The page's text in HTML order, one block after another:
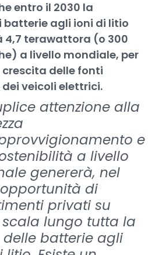
entro il 2030 la
agli ioni di litio
4,7 terawattora (o 300
a livello mondiale, per
crescita delle fonti
veicoli elettrici.
attenzione alla
e
a livello
genererà, nel
opportunità di
privati su
lungo tutta la
batterie agli